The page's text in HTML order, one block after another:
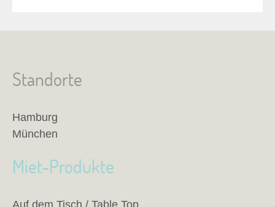
Standorte
Hamburg
München
Miet-Produkte
Auf dem Tisch / Table Top